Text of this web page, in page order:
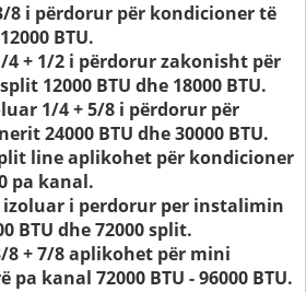
8 i përdorur për kondicioner të
BTU.
+ 1/2 i përdorur zakonisht për
12000 BTU dhe 18000 BTU.
1/4 + 5/8 i përdorur për
24000 BTU dhe 30000 BTU.
line aplikohet për kondicioner
pa kanal.
izoluar i perdorur per instalimin
BTU dhe 72000 split.
+ 7/8 aplikohet për mini
kanal 72000 BTU - 96000 BTU.